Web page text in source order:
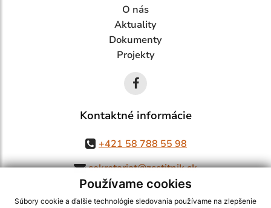
Používame cookies
Súbory cookie a ďalšie technológie sledovania používame na zlepšenie
O nás
Aktuality
Dokumenty
Projekty
Kontaktné informácie
+421 58 788 55 98
sekretariat@zsstitnik.sk